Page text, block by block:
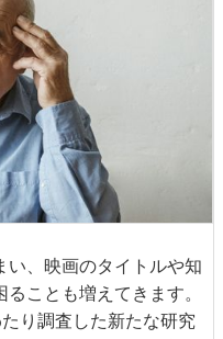
い、映画のタイトルや知
ことも増えてきます。
り調査した新たな研究